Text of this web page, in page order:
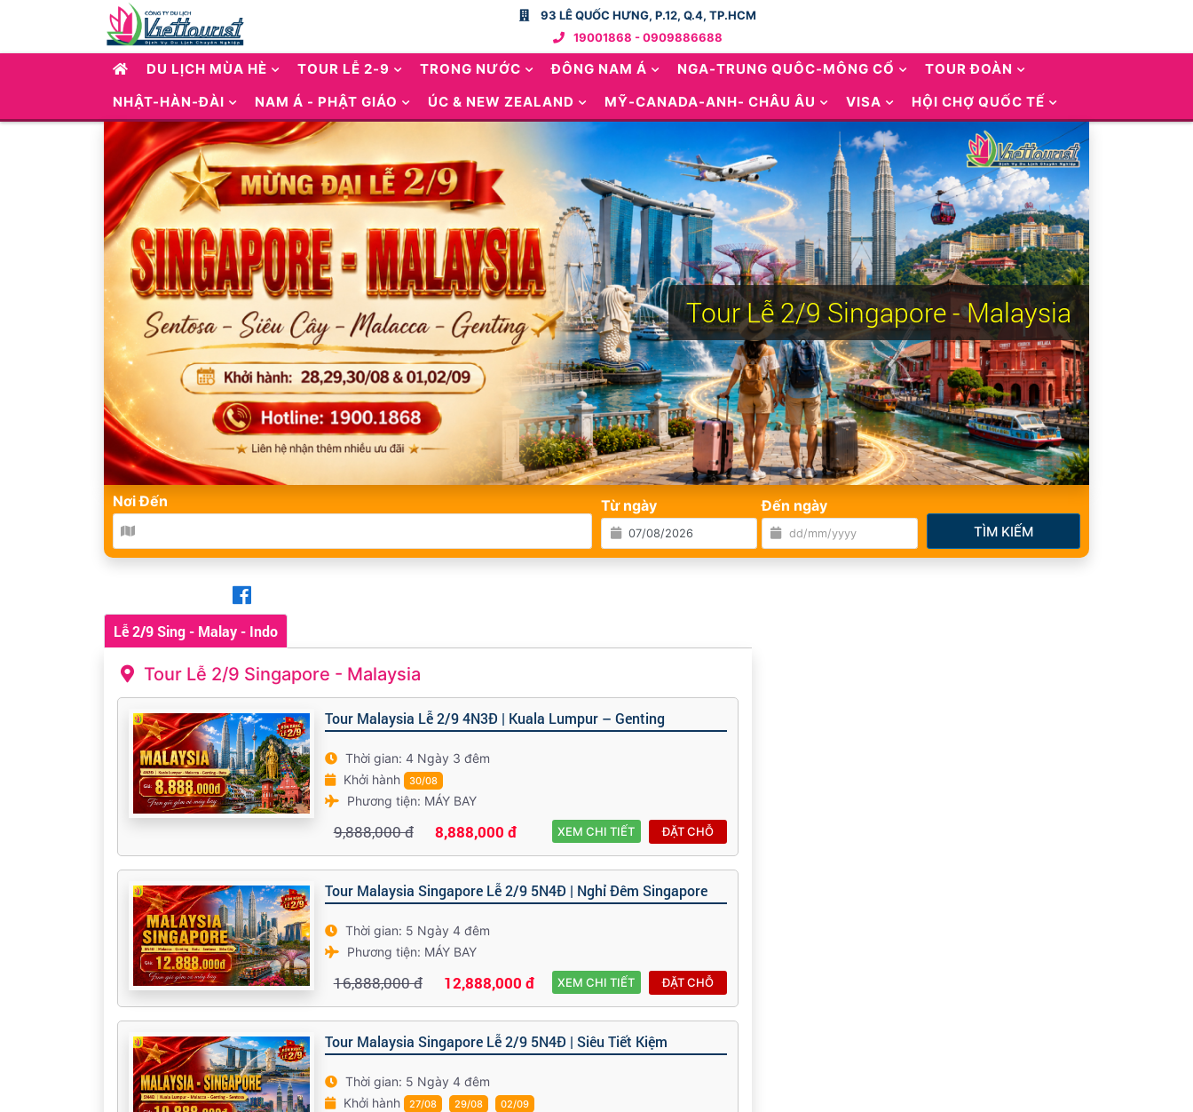
93 LÊ QUỐC HƯNG, P.12, Q.4, TP.HCM
19001868 - 0909886688
DU LỊCH MÙA HÈ TOUR LỄ 2-9 TRONG NƯỚC ĐÔNG NAM Á NGA-TRUNG QUÔC-MÔNG CỔ
TOUR ĐOÀN
NHẬT-HÀN-ĐÀI
NAM Á - PHẬT GIÁO ÚC & NEW ZEALAND MỸ-CANADA-ANH- CHÂU ÂU VISA HỘI CHỢ QUỐC TẾ
Tour Lễ 2/9 Singapore - Malaysia
Nơi Đến Từ ngày Đến ngày
TÌM KIẾM
Lễ 2/9 Sing - Malay - Indo
Tour Lễ 2/9 Singapore - Malaysia
Tour Malaysia Lễ 2/9 4N3Đ | Kuala Lumpur – Genting
Thời gian: 4 Ngày 3 đêm
Khởi hành
30/08
Phương tiện: MÁY BAY
9,888,000 đ 8,888,000 đ XEM CHI TIẾT ĐẶT CHỖ
Tour Malaysia Singapore Lễ 2/9 5N4Đ | Nghỉ Đêm Singapore
Thời gian: 5 Ngày 4 đêm
Phương tiện: MÁY BAY
16,888,000 đ 12,888,000 đ XEM CHI TIẾT ĐẶT CHỖ
Tour Malaysia Singapore Lễ 2/9 5N4Đ | Siêu Tiết Kiệm
Thời gian: 5 Ngày 4 đêm
Khởi hành
27/08 29/08 02/09